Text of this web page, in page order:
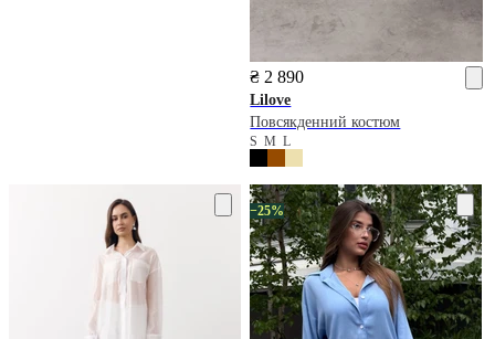
₴ 2 890
Lilove
Повсякденний костюм
SML
−25%